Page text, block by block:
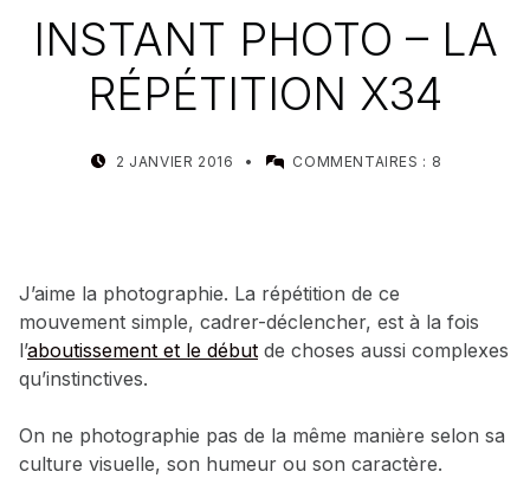
INSTANT PHOTO – LA
RÉPÉTITION X34
2 JANVIER 2016 WRITTEN BY:
MEALIN
COMMENTAIRES : 8
J’aime la photographie. La répétition de ce
mouvement simple, cadrer-déclencher, est à la fois
l’aboutissement et le début de choses aussi complexes
qu’instinctives.
On ne photographie pas de la même manière selon sa
culture visuelle, son humeur ou son caractère.